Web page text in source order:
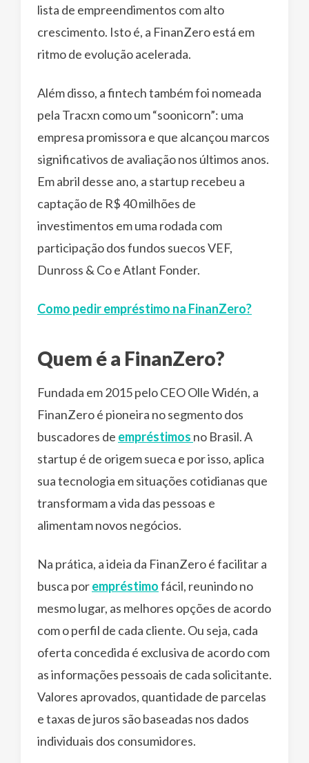
lista de empreendimentos com alto
crescimento. Isto é, a FinanZero está em
ritmo de evolução acelerada.
Além disso, a fintech também foi nomeada
pela Tracxn como um “soonicorn”: uma
empresa promissora e que alcançou marcos
significativos de avaliação nos últimos anos.
Em abril desse ano, a startup recebeu a
captação de R$ 40 milhões de
investimentos em uma rodada com
participação dos fundos suecos VEF,
Dunross & Co e Atlant Fonder.
Como pedir empréstimo na FinanZero?
Quem é a FinanZero?
Fundada em 2015 pelo CEO Olle Widén, a
FinanZero é pioneira no segmento dos
buscadores de empréstimos no Brasil. A
startup é de origem sueca e por isso, aplica
sua tecnologia em situações cotidianas que
transformam a vida das pessoas e
alimentam novos negócios.
Na prática, a ideia da FinanZero é facilitar a
busca porempréstimofácil, reunindo no
mesmo lugar, as melhores opções de acordo
com o perfil de cada cliente. Ou seja, cada
oferta concedida é exclusiva de acordo com
as informações pessoais de cada solicitante.
Valores aprovados, quantidade de parcelas
e taxas de juros são baseadas nos dados
individuais dos consumidores.